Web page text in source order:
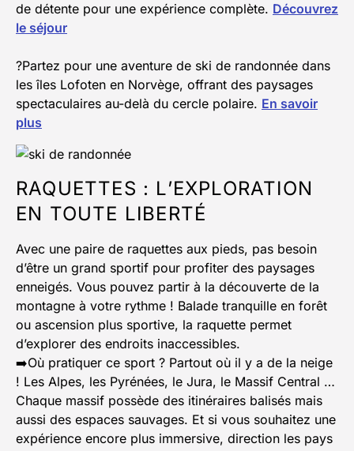
de détente pour une expérience complète. Découvrez
le séjour
?Partez pour une aventure de ski de randonnée dans
les îles Lofoten en Norvège, offrant des paysages
spectaculaires au-delà du cercle polaire. En savoir
plus
RAQUETTES : L’EXPLORATION
EN TOUTE LIBERTÉ
Avec une paire de raquettes aux pieds, pas besoin
d’être un grand sportif pour profiter des paysages
enneigés. Vous pouvez partir à la découverte de la
montagne à votre rythme ! Balade tranquille en forêt
ou ascension plus sportive, la raquette permet
d’explorer des endroits inaccessibles.
➡️Où pratiquer ce sport ? Partout où il y a de la neige
! Les Alpes, les Pyrénées, le Jura, le Massif Central …
Chaque massif possède des itinéraires balisés mais
aussi des espaces sauvages. Et si vous souhaitez une
expérience encore plus immersive, direction les pays